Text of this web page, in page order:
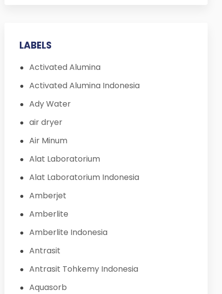
LABELS
Activated Alumina
Activated Alumina Indonesia
Ady Water
air dryer
Air Minum
Alat Laboratorium
Alat Laboratorium Indonesia
Amberjet
Amberlite
Amberlite Indonesia
Antrasit
Antrasit Tohkemy Indonesia
Aquasorb